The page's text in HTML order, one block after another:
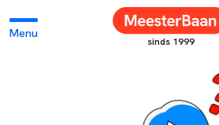
Menu
sinds 1999